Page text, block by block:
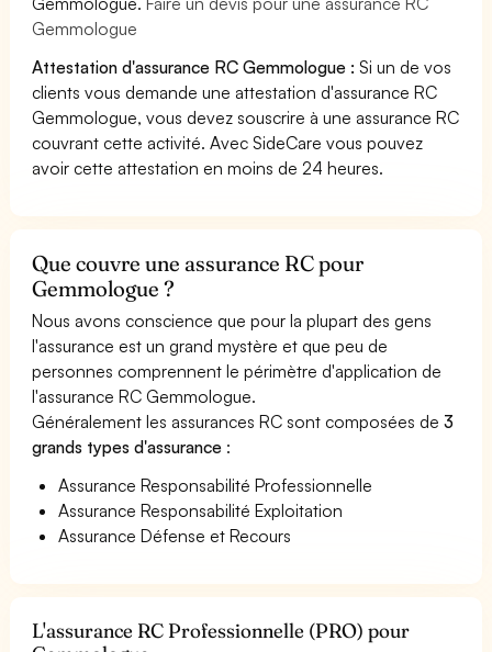
Gemmologue
Attestation d'assurance RC Gemmologue : Si un de vos
clients vous demande une attestation d'assurance RC
Gemmologue, vous devez souscrire à une assurance RC
couvrant cette activité. Avec SideCare vous pouvez
avoir cette attestation en moins de 24 heures.
Que couvre une assurance RC pour
Gemmologue ?
Nous avons conscience que pour la plupart des gens
l'assurance est un grand mystère et que peu de
personnes comprennent le périmètre d'application de
l'assurance RC Gemmologue.
Généralement les assurances RC sont composées de3
grands types d'assurance :
Assurance Responsabilité Professionnelle
Assurance Responsabilité Exploitation
Assurance Défense et Recours
L'assurance RC Professionnelle (PRO) pour